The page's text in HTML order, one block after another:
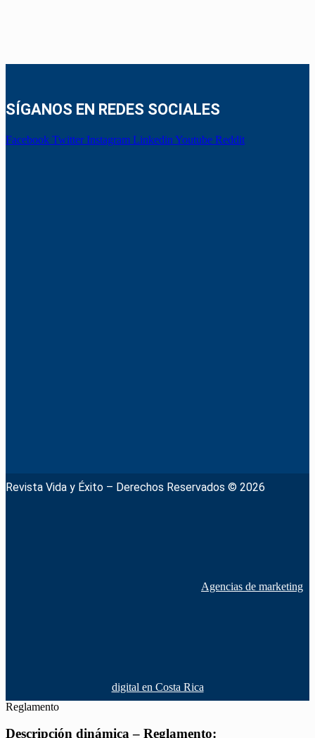
SÍGANOS EN REDES SOCIALES
Facebook Twitter Instagram Linkedin Youtube Reddit
Revista Vida y Éxito – Derechos Reservados © 2026
Agencias de marketing
digital en Costa Rica
Reglamento
Descripción dinámica – Reglamento: